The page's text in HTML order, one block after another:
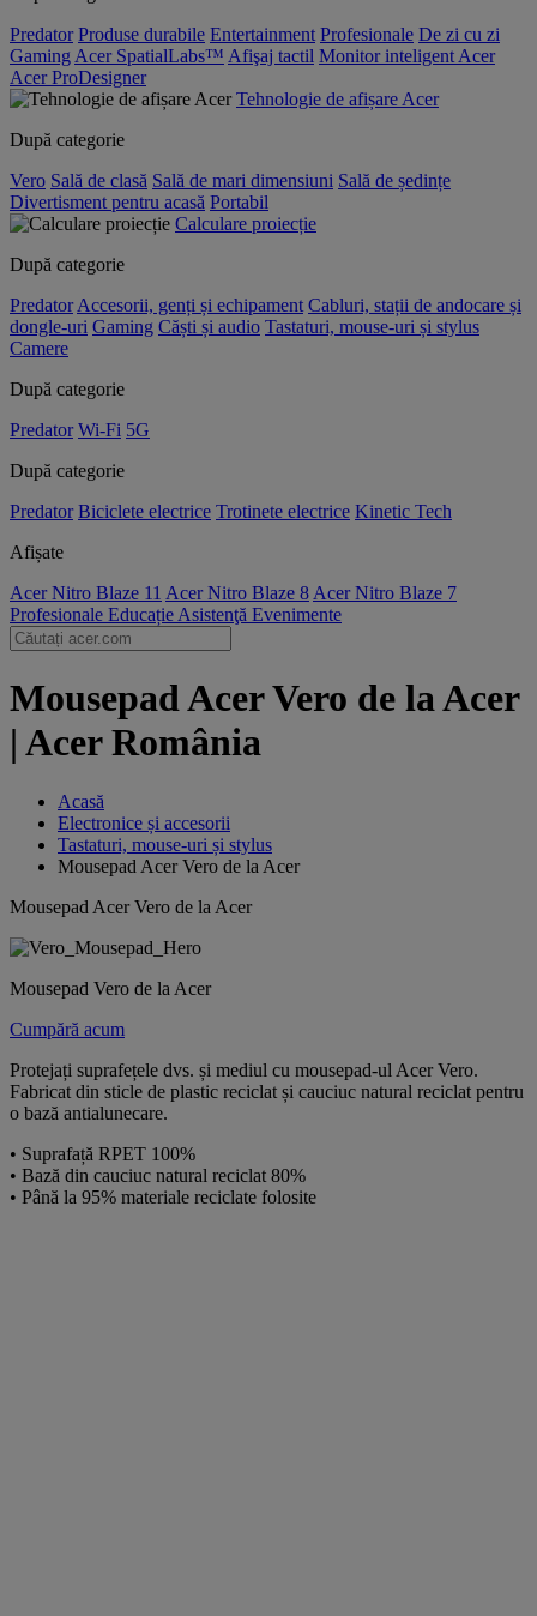
Predator Produse durabile Entertainment Profesionale De zi cu zi
Gaming Acer SpatialLabs™ Afişaj tactil Monitor inteligent Acer
Acer ProDesigner
Tehnologie de afișare Acer
După categorie
Vero Sală de clasă Sală de mari dimensiuni Sală de ședințe
Divertisment pentru acasă Portabil
Calculare proiecție
După categorie
Predator Accesorii, genți și echipament Cabluri, stații de andocare și
dongle-uri Gaming Căști și audio Tastaturi, mouse-uri și stylus
Camere
După categorie
Predator Wi-Fi 5G
După categorie
Predator Biciclete electrice Trotinete electrice Kinetic Tech
Afișate
Acer Nitro Blaze 11 Acer Nitro Blaze 8 Acer Nitro Blaze 7
Profesionale Educație Asistenţă Evenimente
Mousepad Acer Vero de la Acer
| Acer România
Acasă
Electronice și accesorii
Tastaturi, mouse-uri și stylus
Mousepad Acer Vero de la Acer
Mousepad Acer Vero de la Acer
Mousepad Vero de la Acer
Cumpără acum
Protejați suprafețele dvs. și mediul cu mousepad-ul Acer Vero.
Fabricat din sticle de plastic reciclat și cauciuc natural reciclat pentru
o bază antialunecare.
• Suprafață RPET 100%
• Bază din cauciuc natural reciclat 80%
• Până la 95% materiale reciclate folosite